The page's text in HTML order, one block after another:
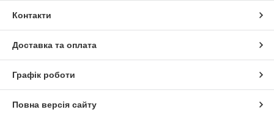
Контакти
Доставка та оплата
Графік роботи
Повна версія сайту